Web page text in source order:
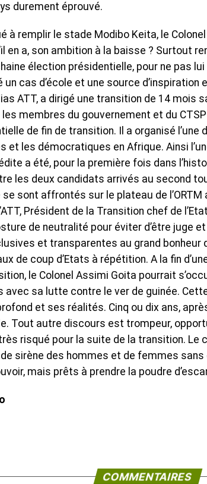
durement éprouvé.
à remplir le stade Modibo Keita, le
en a, son ambition à la baisse ? Surtout
élection présidentielle, pour ne pas lui
cas d’école et une source d’inspiration
ATT, a dirigé une transition de 14 mois
membres du gouvernement et du
de fin de transition. Il a organisé
et les démocratiques en Afrique. Ainsi
a été, pour la première fois dans
les deux candidats arrivés au second
se sont affrontés sur le plateau de
Président de la Transition chef de
de neutralité pour éviter d’être juge
et transparentes au grand bonheur
de coup d’Etats à répétition. A la fin
le Colonel Assimi Goita pourrait
avec sa lutte contre le ver de guinée.
et ses réalités. Cinq ou dix ans,
Tout autre discours est trompeur,
risqué pour la suite de la transition. Le
sirène des hommes et de femmes
mais prêts à prendre la poudre
COMMENTAIRES